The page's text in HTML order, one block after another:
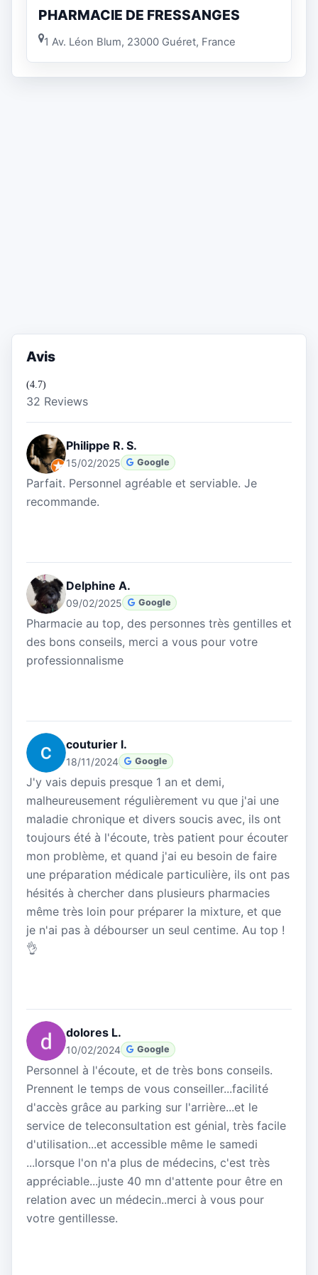
PHARMACIE DE FRESSANGES
1 Av. Léon Blum, 23000 Guéret, France
Avis
(4.7)
32 Reviews
Philippe R. S.
15/02/2025 Google
Parfait. Personnel agréable et serviable. Je
recommande.
Delphine A.
09/02/2025 Google
Pharmacie au top, des personnes très gentilles et
des bons conseils, merci a vous pour votre
professionnalisme
couturier l.
18/11/2024 Google
J'y vais depuis presque 1 an et demi,
malheureusement régulièrement vu que j'ai une
maladie chronique et divers soucis avec, ils ont
toujours été à l'écoute, très patient pour écouter
mon problème, et quand j'ai eu besoin de faire
une préparation médicale particulière, ils ont pas
hésités à chercher dans plusieurs pharmacies
même très loin pour préparer la mixture, et que
je n'ai pas à débourser un seul centime. Au top !
👌
dolores L.
10/02/2024 Google
Personnel à l'écoute, et de très bons conseils.
Prennent le temps de vous conseiller...facilité
d'accès grâce au parking sur l'arrière...et le
service de teleconsultation est génial, très facile
d'utilisation...et accessible même le samedi
...lorsque l'on n'a plus de médecins, c'est très
appréciable...juste 40 mn d'attente pour être en
relation avec un médecin..merci à vous pour
votre gentillesse.